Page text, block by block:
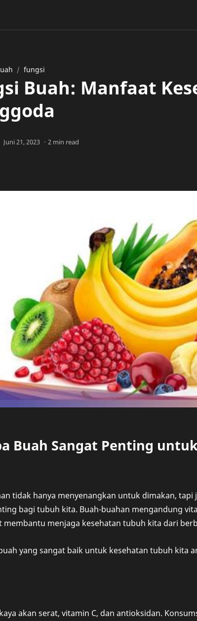
fungsi
Buah: Manfaat
2 min read
Buah Sangat Penting
tidak hanya menyenangkan untuk dimakan,
bagi tubuh kita. Buah-buahan mengandung
membantu menjaga kesehatan tubuh kita dari
yang sangat baik untuk kesehatan tubuh kita
akan serat, vitamin C, dan antioksidan.